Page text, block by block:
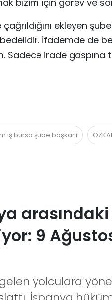
bizim için görev ve
ekleyen
İfademde de
Sadece irade gaspına
iş bursa şube başkanı
arasındaki
9
yolculara